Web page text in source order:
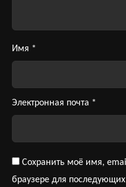
Имя *
Электронная почта *
Сохранить моё имя,
браузере для